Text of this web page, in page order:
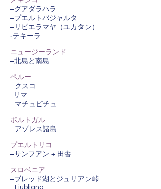
–グアダラハラ
–プエルトバジャルタ
–リビエラマヤ（ユカタン）
-テキーラ
ニュージーランド
–北島と南島
ペルー
–クスコ
-リマ
–マチュピチュ
ポルトガル
–アゾレス諸島
プエルトリコ
–サンフアン + 田舎
スロベニア
–ブレッド湖とジュリアン峠
–Ljubljana